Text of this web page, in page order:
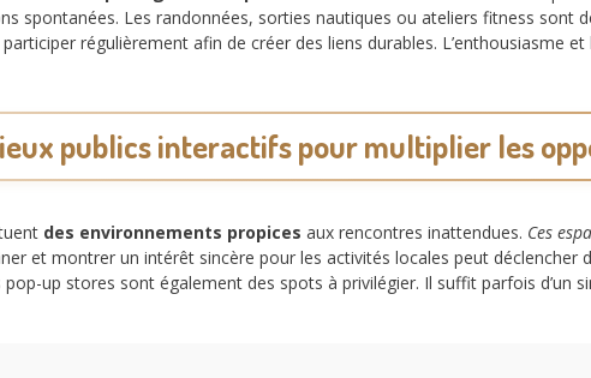
spontanées. Les randonnées, sorties nautiques ou ateliers fitness sont
régulièrement afin de créer des liens durables. L’enthousiasme
publics interactifs pour multiplier les
des environnements propices aux rencontres inattendues. Ces
et montrer un intérêt sincère pour les activités locales peut déclencher
up stores sont également des spots à privilégier. Il suffit parfois d’un